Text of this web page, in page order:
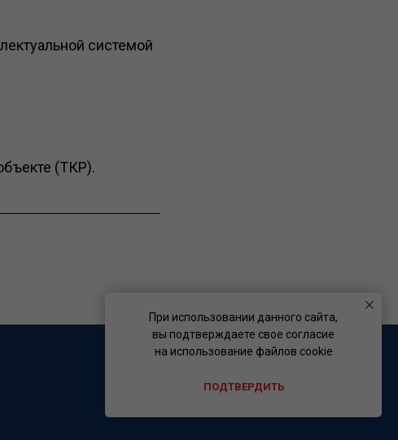
При использовании данного сайта,
вы подтверждаете свое согласие
на использование файлов cookie
ПОДТВЕРДИТЬ
системой
(ТКР).